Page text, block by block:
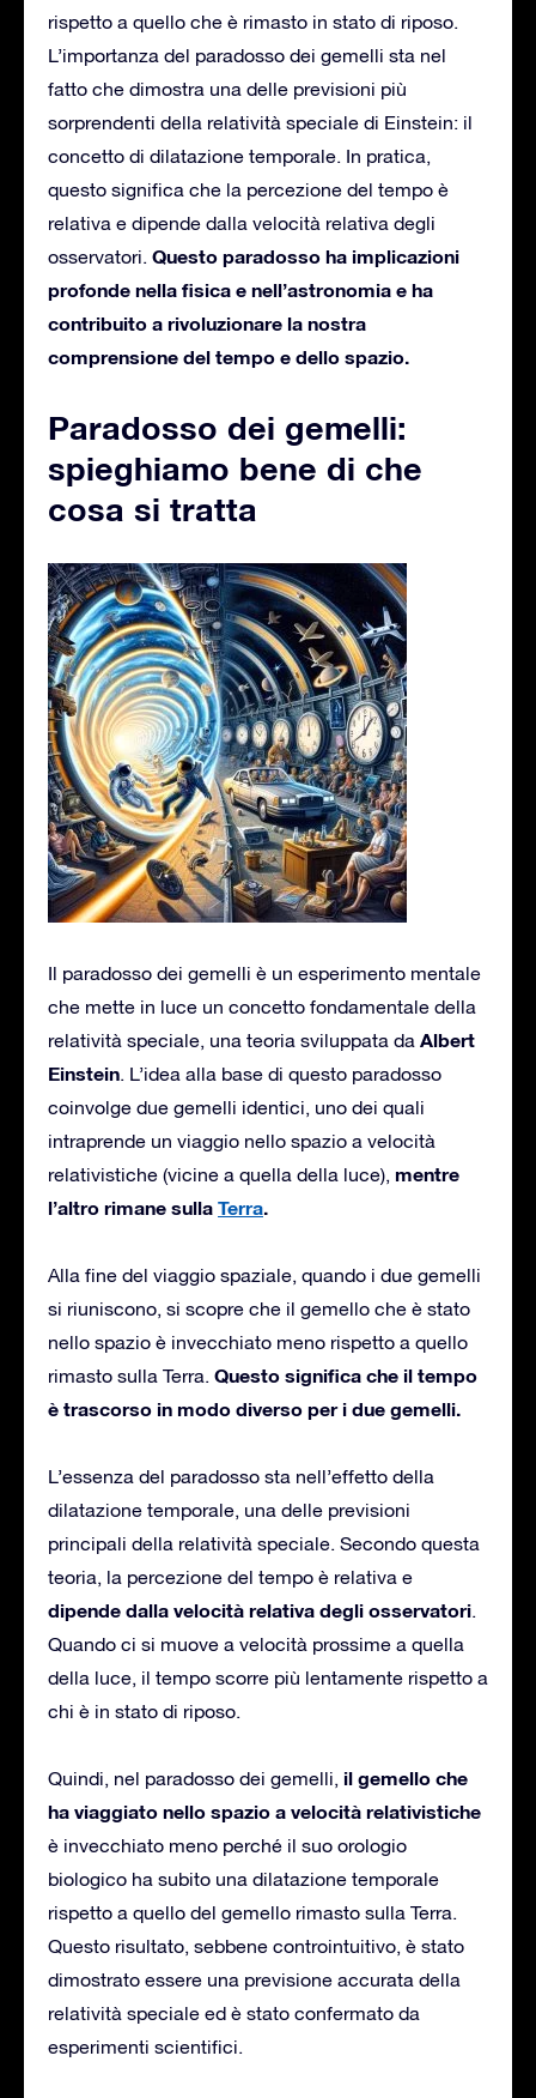
rispetto a quello che è rimasto in stato di riposo.
L’importanza del paradosso dei gemelli sta nel
fatto che dimostra una delle previsioni più
sorprendenti della relatività speciale di Einstein: il
concetto di dilatazione temporale. In pratica,
questo significa che la percezione del tempo è
relativa e dipende dalla velocità relativa degli
osservatori. Questo paradosso ha implicazioni
profonde nella fisica e nell’astronomia e ha
contribuito a rivoluzionare la nostra
comprensione del tempo e dello spazio.
Paradosso dei gemelli:
spieghiamo bene di che
cosa si tratta
Il paradosso dei gemelli è un esperimento mentale
che mette in luce un concetto fondamentale della
relatività speciale, una teoria sviluppata da Albert
Einstein. L’idea alla base di questo paradosso
coinvolge due gemelli identici, uno dei quali
intraprende un viaggio nello spazio a velocità
relativistiche (vicine a quella della luce), mentre
l’altro rimane sulla Terra.
Alla fine del viaggio spaziale, quando i due gemelli
si riuniscono, si scopre che il gemello che è stato
nello spazio è invecchiato meno rispetto a quello
rimasto sulla Terra. Questo significa che il tempo
è trascorso in modo diverso per i due gemelli.
L’essenza del paradosso sta nell’effetto della
dilatazione temporale, una delle previsioni
principali della relatività speciale. Secondo questa
teoria, la percezione del tempo è relativa e
dipende dalla velocità relativa degli osservatori.
Quando ci si muove a velocità prossime a quella
della luce, il tempo scorre più lentamente rispetto a
chi è in stato di riposo.
Quindi, nel paradosso dei gemelli, il gemello che
ha viaggiato nello spazio a velocità relativistiche
è invecchiato meno perché il suo orologio
biologico ha subito una dilatazione temporale
rispetto a quello del gemello rimasto sulla Terra.
Questo risultato, sebbene controintuitivo, è stato
dimostrato essere una previsione accurata della
relatività speciale ed è stato confermato da
esperimenti scientifici.